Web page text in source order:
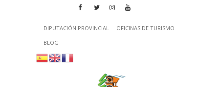
DIPUTACIÓN PROVINCIAL
OFICINAS DE TURISMO
BLOG